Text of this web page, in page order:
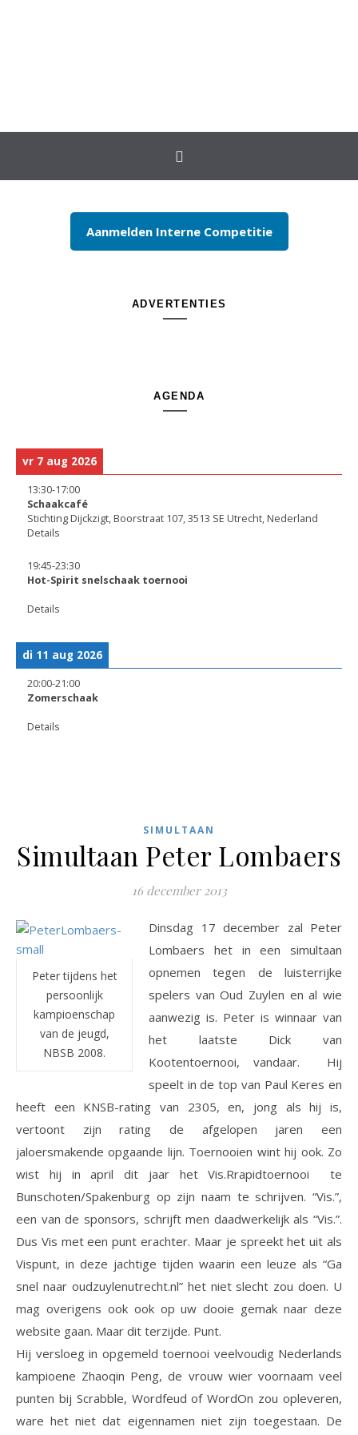
Aanmelden Interne Competitie
ADVERTENTIES
AGENDA
vr 7 aug 2026
13:30-17:00
Schaakcafé
Stichting Dijckzigt, Boorstraat 107, 3513 SE Utrecht, Nederland
Details
19:45-23:30
Hot-Spirit snelschaak toernooi
Details
di 11 aug 2026
20:00-21:00
Zomerschaak
Details
SIMULTAAN
Simultaan Peter Lombaers
16 december 2013
Peter tijdens het
persoonlijk
kampioenschap
van de jeugd,
NBSB 2008.
Dinsdag 17 december zal Peter
Lombaers het in een simultaan
opnemen tegen de luisterrijke
spelers van Oud Zuylen en al wie
aanwezig is. Peter is winnaar van
het laatste Dick van
Kootentoernooi, vandaar. Hij
speelt in de top van Paul Keres en
heeft een KNSB-rating van 2305, en, jong als hij is,
vertoont zijn rating de afgelopen jaren een
jaloersmakende opgaande lijn. Toernooien wint hij ook. Zo
wist hij in april dit jaar het Vis.Rrapidtoernooi te
Bunschoten/Spakenburg op zijn naam te schrijven. “Vis.”,
een van de sponsors, schrijft men daadwerkelijk als “Vis.”.
Dus Vis met een punt erachter. Maar je spreekt het uit als
Vispunt, in deze jachtige tijden waarin een leuze als “Ga
snel naar oudzuylenutrecht.nl” het niet slecht zou doen. U
mag overigens ook ook op uw dooie gemak naar deze
website gaan. Maar dit terzijde. Punt.
Hij versloeg in opgemeld toernooi veelvoudig Nederlands
kampioene Zhaoqin Peng, de vrouw wier voornaam veel
punten bij Scrabble, Wordfeud of WordOn zou opleveren,
ware het niet dat eigennamen niet zijn toegestaan. De